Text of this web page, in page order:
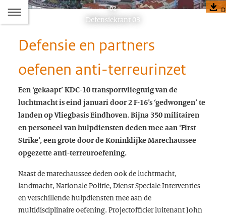
02
Dit
hoort
Defensiekrant 03
Defensie en partners
oefenen anti-terreurinzet
Een ‘gekaapt’ KDC-10 transportvliegtuig van de
luchtmacht is eind januari door 2 F-16’s ‘gedwongen’te
landen op Vliegbasis Eindhoven. Bijna 350 militairen
en personeel van hulpdiensten deden mee aan ‘First
Strike’, een grote door de Koninklijke Marechaussee
opgezette anti-terreuroefening.
Naast de marechaussee deden ook de luchtmacht,
landmacht, Nationale Politie, Dienst Speciale Interventies
en verschillende hulpdiensten mee aan de
multidisciplinaire oefening. Projectofficier luitenant John
Naar
de
Inhoudsopgave